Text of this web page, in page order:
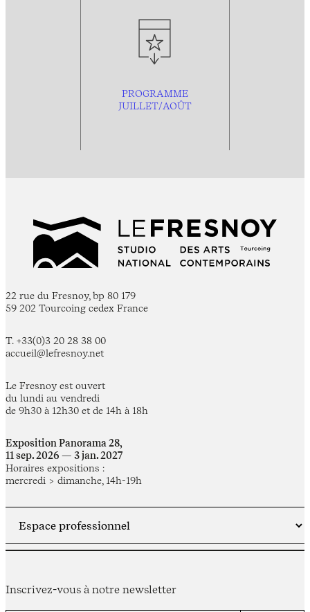
PROGRAMME
JUILLET/AOÛT
22 rue du Fresnoy, bp 80 179
59 202 Tourcoing cedex France
T. +33(0)3 20 28 38 00
accueil@lefresnoy.net
Le Fresnoy est ouvert
du lundi au vendredi
de 9h30 à 12h30 et de 14h à 18h
Exposition Panorama 28,
11 sep. 2026 — 3 jan. 2027
Horaires expositions :
mercredi > dimanche, 14h-19h
Inscrivez-vous à notre newsletter